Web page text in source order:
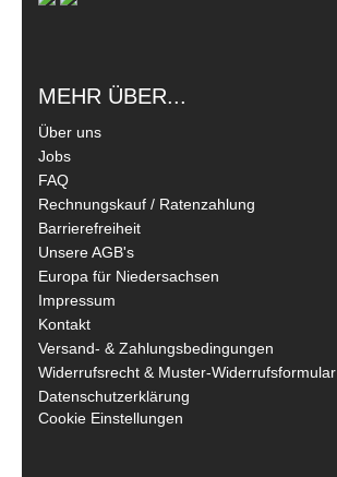
MEHR ÜBER...
Über uns
Jobs
FAQ
Rechnungskauf / Ratenzahlung
Barrierefreiheit
Unsere AGB's
Europa für Niedersachsen
Impressum
Kontakt
Versand- & Zahlungsbedingungen
Widerrufsrecht & Muster-Widerrufsformular
Datenschutzerklärung
Cookie Einstellungen